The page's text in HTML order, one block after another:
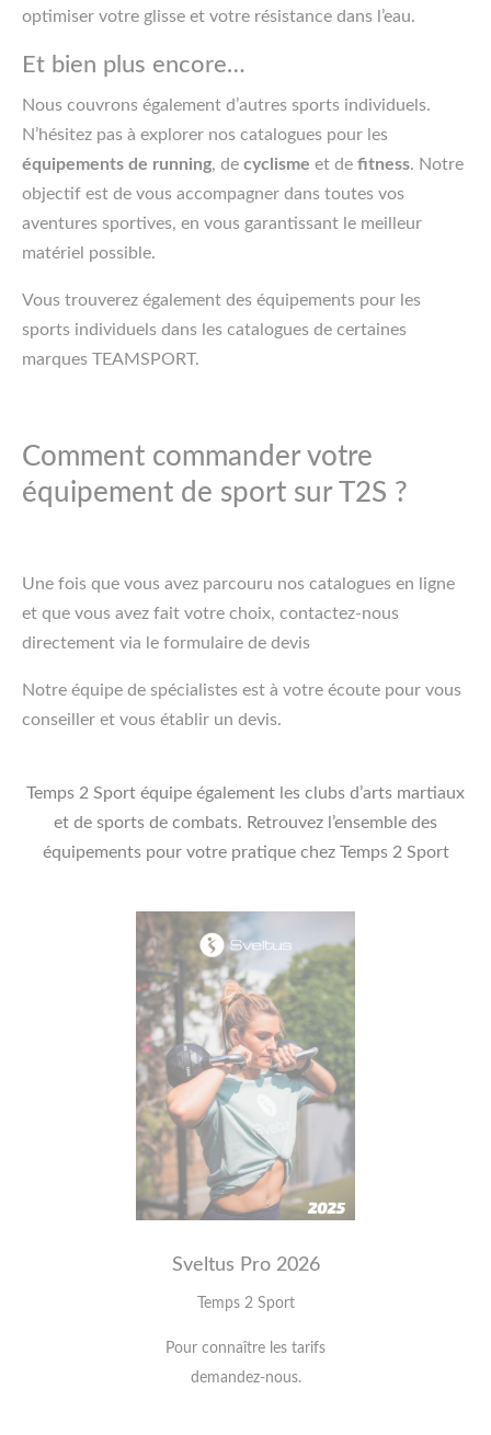
optimiser votre glisse et votre résistance dans l’eau.
Et bien plus encore…
Nous couvrons également d’autres sports individuels.
N’hésitez pas à explorer nos catalogues pour les
équipements de running, de cyclisme et de fitness. Notre
objectif est de vous accompagner dans toutes vos
aventures sportives, en vous garantissant le meilleur
matériel possible.
Vous trouverez également des équipements pour les
sports individuels dans les catalogues de certaines
marques TEAMSPORT.
Comment commander votre
équipement de sport sur T2S ?
Une fois que vous avez parcouru nos catalogues en ligne
et que vous avez fait votre choix, contactez-nous
directement via le formulaire de devis
Notre équipe de spécialistes est à votre écoute pour vous
conseiller et vous établir un devis.
Temps 2 Sport équipe également les clubs d’arts martiaux
et de sports de combats. Retrouvez l’ensemble des
équipements pour votre pratique chez Temps 2 Sport
Sveltus Pro 2026
Temps 2 Sport
Pour connaître les tarifs
demandez-nous.